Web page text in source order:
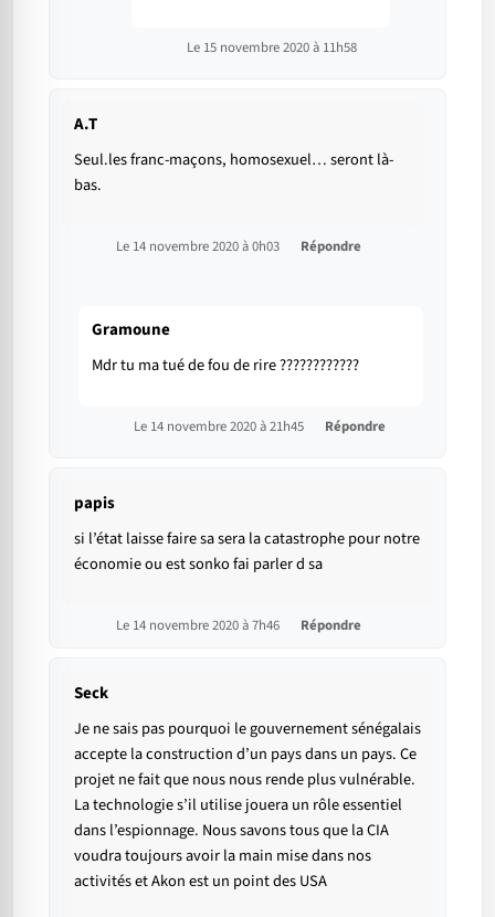
Le 15 novembre 2020 à 11h58
A.T
Seul.les franc-maçons, homosexuel… seront là-
bas.
Le 14 novembre 2020 à 0h03 Répondre
Gramoune
Mdr tu ma tué de fou de rire ????????????
Le 14 novembre 2020 à 21h45 Répondre
papis
si l’état laisse faire sa sera la catastrophe pour notre
économie ou est sonko fai parler d sa
Le 14 novembre 2020 à 7h46 Répondre
Seck
Je ne sais pas pourquoi le gouvernement sénégalais
accepte la construction d’un pays dans un pays. Ce
projet ne fait que nous nous rende plus vulnérable.
La technologie s’il utilise jouera un rôle essentiel
dans l’espionnage. Nous savons tous que la CIA
voudra toujours avoir la main mise dans nos
activités et Akon est un point des USA